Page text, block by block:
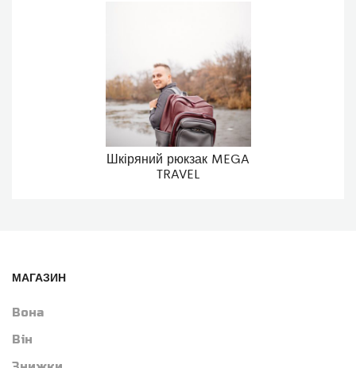
Шкіряний рюкзак MEGA
TRAVEL
МАГАЗИН
Вона
Він